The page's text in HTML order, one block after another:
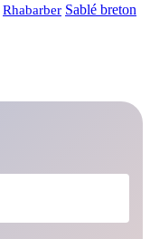
Rhabarber Sablé breton